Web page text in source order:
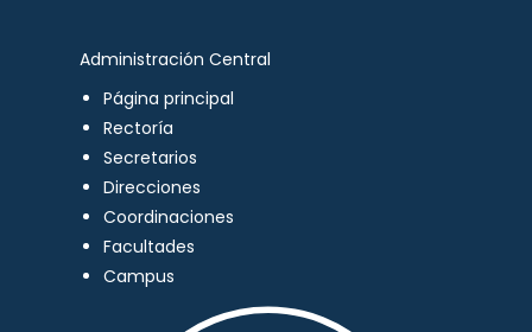
Administración Central
Página principal
Rectoría
Secretarios
Direcciones
Coordinaciones
Facultades
Campus